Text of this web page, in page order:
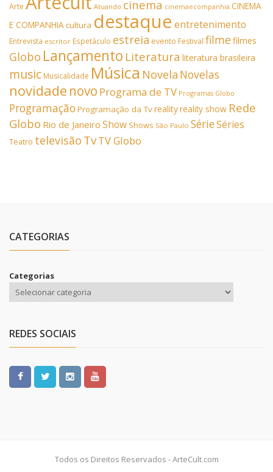
Arte Atuando cinema cinemaecompanhia CINEMA
E COMPANHIAcultura destaque entretenimento
Entrevista escritor Espetáculo estreia evento Festival filmefilmes
Globo Lançamento Literatura literatura brasileira
music Musicalidade Música Novela Novelas
novidade novo Programa de TV Programas Globo
Programação Programação da Tvrealityreality show Rede
Globo Rio de Janeiro Show Shows São Paulo SérieSéries
Teatro televisão TvTV Globo
CATEGORIAS
Categorias
REDES SOCIAIS
Todos os Direitos Reservados - ArteCult.com